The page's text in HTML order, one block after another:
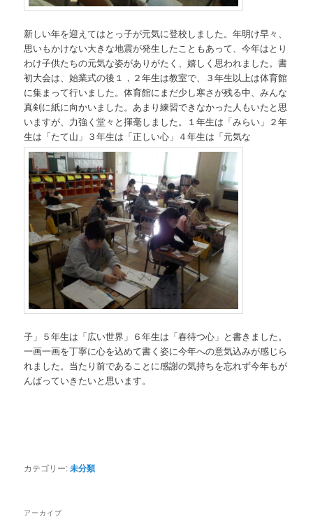
新しい年を迎えてはとっ子が元気に登校しました。年明け早々、
思いもかけない大きな地震が発生したこともあって、今年はとり
わけ子供たちの元気な姿がありがたく、嬉しく思われました。書
初大会は、始業式の後１，２年生は教室で、３年生以上は体育館
に集まって行いました。体育館にまだ少し寒さが残る中、みんな
真剣に紙に向かいました。あまり練習できなかった人もいたと思
いますが、力強く堂々と揮毫しました。１年生は「みらい」２年
生は「たて山」３年生は「正しい心」４年生は「元気な
子」５年生は「広い世界」６年生は「春待つ心」と書きました。
一画一画を丁寧に心を込めて書く姿に今年への意気込みが感じら
れました。当たり前であることに感謝の気持ちを忘れず今年もが
んばっていきたいと思います。
カテゴリー:未分類
アーカイブ